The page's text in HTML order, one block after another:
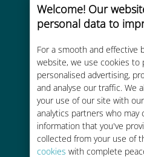
Welcome! Our
personal data to
For a smooth and effective
website, we use cookies to
personalised advertising,
and analyse our traffic. We
your use of our site with
analytics partners who
information that you've
collected from your use of
cookies with complete
Uygun
Mevcut
ücretlerinden